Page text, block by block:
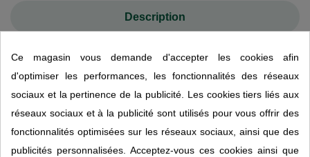
Description
Détails du produit
Complémentaire Sommeil MFM Nelson
Quelles sont les caractéristiques du produit ?
Le complément alimentaire Complémentaire Sommeil de MFM Nelson
Ce magasin vous demande d'accepter les cookies afin
d'optimiser les performances, les fonctionnalités des réseaux
sociaux et la pertinence de la publicité. Les cookies tiers liés aux
réseaux sociaux et à la publicité sont utilisés pour vous offrir des
fonctionnalités optimisées sur les réseaux sociaux, ainsi que des
publicités personnalisées. Acceptez-vous ces cookies ainsi que